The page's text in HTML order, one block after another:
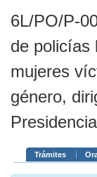
6L/PO/P-
de policías
mujeres
género,
Trámites